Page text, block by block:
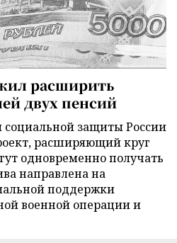
расширить
двух пенсий
социальной защиты России
расширяющий круг
одновременно получать
направлена на
поддержки
военной операции и